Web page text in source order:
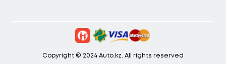
Copyright © 2024 Auto.kz. All rights reserved